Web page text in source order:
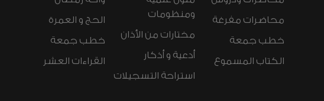
محاضرات مفرغة
خطب جمعة
الكتاب المسموع
ومنظومات
مختارات من الأذان
أدعية و أذكار
استراحة التسجيلات
الحج و العمرة
خطب جمعة
القراءات العشر